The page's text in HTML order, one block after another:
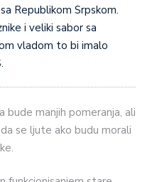
Republikom Srpskom.
i veliki sabor sa
vladom to bi imalo
bude manjih pomeranja, ali
se ljute ako budu morali